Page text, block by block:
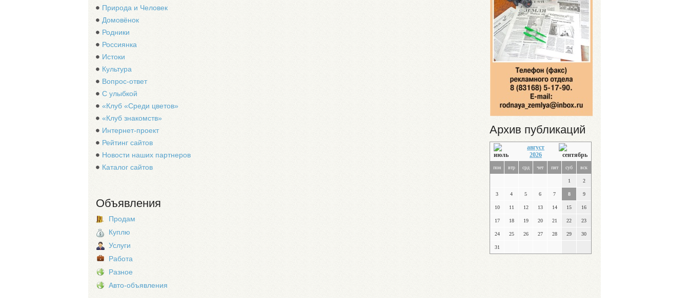
Природа и Человек
Домовёнок
Родники
Россиянка
Истоки
Культура
Вопрос-ответ
С улыбкой
«Клуб «Среди цветов»
«Клуб знакомств»
Интернет-проект
Рейтинг сайтов
Новости наших партнеров
Каталог сайтов
Объявления
Продам
Куплю
Услуги
Работа
Разное
Авто-объявления
Архив публикаций
август
2026
пон втр срд чет пят суб вск
1 2
3 4 5 6 7 8 9
10 11 12 13 14 15 16
17 18 19 20 21 22 23
24 25 26 27 28 29 30
31